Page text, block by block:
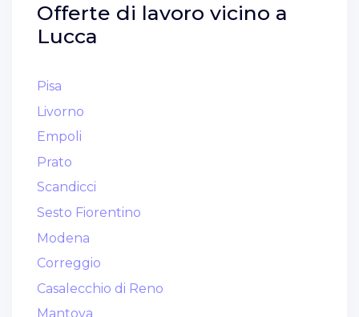
Offerte di lavoro vicino a
Lucca
Pisa
Livorno
Empoli
Prato
Scandicci
Sesto Fiorentino
Modena
Correggio
Casalecchio di Reno
Mantova